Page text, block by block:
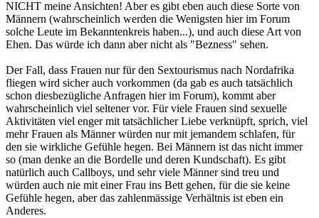
NICHT meine Ansichten! Aber es gibt eben auch diese Sorte von
Männern (wahrscheinlich werden die Wenigsten hier im Forum
solche Leute im Bekanntenkreis haben...), und auch diese Art von
Ehen. Das würde ich dann aber nicht als "Bezness" sehen.
Der Fall, dass Frauen nur für den Sextourismus nach Nordafrika
fliegen wird sicher auch vorkommen (da gab es auch tatsächlich
schon diesbezügliche Anfragen hier im Forum), kommt aber
wahrscheinlich viel seltener vor. Für viele Frauen sind sexuelle
Aktivitäten viel enger mit tatsächlicher Liebe verknüpft, sprich, viel
mehr Frauen als Männer würden nur mit jemandem schlafen, für
den sie wirkliche Gefühle hegen. Bei Männern ist das nicht immer
so (man denke an die Bordelle und deren Kundschaft). Es gibt
natürlich auch Callboys, und sehr viele Männer sind treu und
würden auch nie mit einer Frau ins Bett gehen, für die sie keine
Gefühle hegen, aber das zahlenmässige Verhältnis ist eben ein
Anderes.